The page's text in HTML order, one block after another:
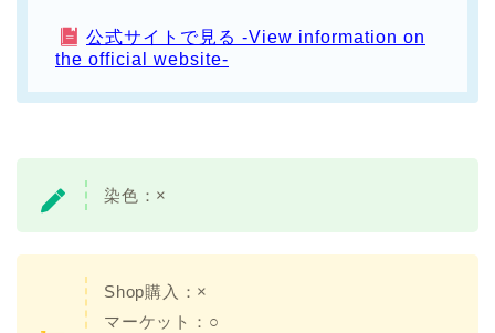
公式サイトで見る -View information on
the official website-
染色： ×
Shop購入：×
マーケット：○